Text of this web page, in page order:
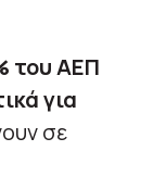
του ΑΕΠ
για
σε